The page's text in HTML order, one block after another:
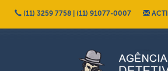
(11) 3259 7758 | (11) 91077-0007